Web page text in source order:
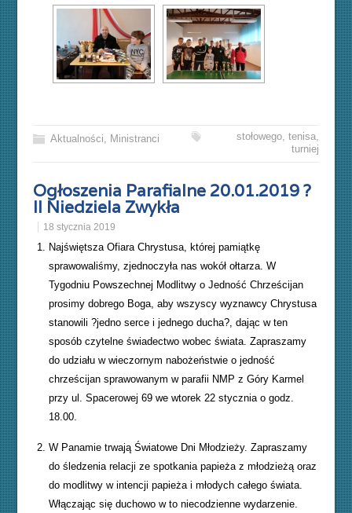
Aktualności, Ministranci stołowego, tenisa,
turniej
Ogłoszenia Parafialne 20.01.2019 ?
II Niedziela Zwykła
18 stycznia 2019
Najświętsza Ofiara Chrystusa, której pamiątkę
sprawowaliśmy, zjednoczyła nas wokół ołtarza. W
Tygodniu Powszechnej Modlitwy o Jedność Chrześcijan
prosimy dobrego Boga, aby wszyscy wyznawcy Chrystusa
stanowili ?jedno serce i jednego ducha?, dając w ten
sposób czytelne świadectwo wobec świata. Zapraszamy
do udziału w wieczornym nabożeństwie o jedność
chrześcijan sprawowanym w parafii NMP z Góry Karmel
przy ul. Spacerowej 69 we wtorek 22 stycznia o godz.
18.00.
W Panamie trwają Światowe Dni Młodzieży. Zapraszamy
do śledzenia relacji ze spotkania papieża z młodzieżą oraz
do modlitwy w intencji papieża i młodych całego świata.
Włączając się duchowo w to niecodzienne wydarzenie.